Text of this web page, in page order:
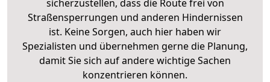
sicherzustellen, dass die Route frei von
Straßensperrungen und anderen Hindernissen
ist. Keine Sorgen, auch hier haben wir
Spezialisten und übernehmen gerne die Planung,
damit Sie sich auf andere wichtige Sachen
konzentrieren können.